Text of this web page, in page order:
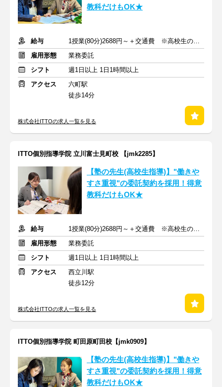
教科だけもOK★
給与
1授業(80分)2688円～＋交通費 ※高校生の場合
雇用形態
業務委託
シフト
週1日以上 1日1時間以上
アクセス
六町駅
徒歩14分
株式会社ITTOの求人一覧を見る
ITTO個別指導学院 立川富士見町校 【jmk2285】
【塾の先生(高校生指導)】"働きや
すさ重視"の委託契約を採用！得意
教科だけもOK★
給与
1授業(80分)2688円～＋交通費 ※高校生の場合
雇用形態
業務委託
シフト
週1日以上 1日1時間以上
アクセス
西立川駅
徒歩12分
株式会社ITTOの求人一覧を見る
ITTO個別指導学院 町田原町田校【jmk0909】
【塾の先生(高校生指導)】"働きや
すさ重視"の委託契約を採用！得意
教科だけもOK★